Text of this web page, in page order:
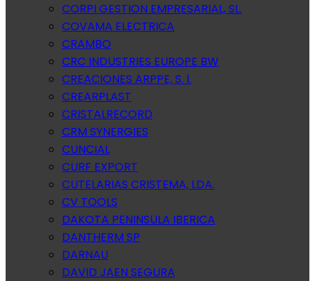
CORPI GESTION EMPRESARIAL, SL.
COVAMA ELECTRICA
CRAMBO
CRC INDUSTRIES EUROPE BW
CREACIONES ARPPE, S. l.
CREARPLAST
CRISTALRECORD
CRM SYNERGIES
CUNCIAL
CURF EXPORT
CUTELARIAS CRISTEMA, LDA.
CV TOOLS
DAKOTA PENINSULA IBERICA
DANTHERM SP
DARNAU
DAVID JAEN SEGURA